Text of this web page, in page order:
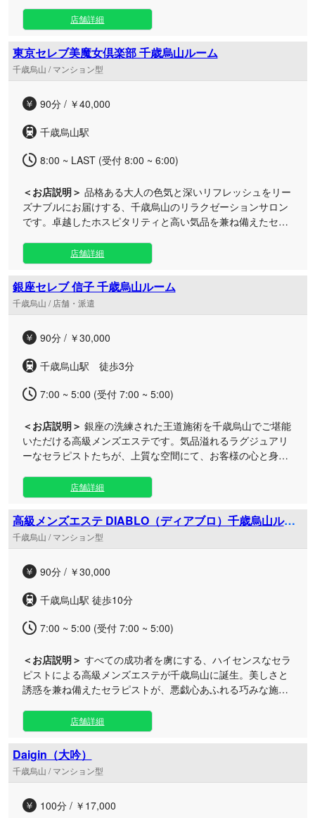
個室のプライベートな空間は、都会の喧騒を忘れさせてくれ
る贅沢な隠れ家。ブランドが誇る最高峰のおもてなしの心
と、細やかな気配りで行き届いたアロマトリートメントが、
日々の疲れやストレスを深く優しく解きほぐします。千歳烏
山ならではの通いやすさと心地よさの中で、他では味わえな
店舗詳細
東京セレブ美魔女倶楽部 千歳烏山ルーム
千歳烏山 / マンション型
90分 / ￥40,000
千歳烏山駅
8:00 ~ LAST (受付 8:00 ~ 6:00)
＜お店説明＞ 品格ある大人の色気と深いリフレッシュをリー
ズナブルにお届けする、千歳烏山のリラクゼーションサロン
です。卓越したホスピタリティと高い気品を兼ね備えたセラ
ンセリングでお客様のご要望を細やかに汲み取り、お疲れの
箇所へ的確にアプローチする最適なトリートメントを施しま
す。京王線沿線でのお出かけやビジネスの合間に、開放感あ
ふれる非日常の洗練されたルームで、心ゆくまで安らぎに満
ちた時間をご堪能ください。
店舗詳細
銀座セレブ 信子 千歳烏山ルーム
千歳烏山 / 店舗・派遣
90分 / ￥30,000
千歳烏山駅 徒歩3分
7:00 ~ 5:00 (受付 7:00 ~ 5:00)
＜お店説明＞ 銀座の洗練された王道施術を千歳烏山でご堪能
いただける高級メンズエステです。気品溢れるラグジュアリ
ーなセラピストたちが、上質な空間にて、お客様の心と身体
きのある千歳烏山エリアで、都会の喧騒から離れた特別感の
あるプライベート空間をご用意いたしました。おもてなしの
心を大切にする高級レディたちが、細やかな心配りと磨き抜
かれた手技で、至高のリラクゼーションへと誘います。贅沢
な空間と一流の技術が織りなす、ここでしか味わえない格別
店舗詳細
高級メンズエステ DIABLO（ディアブロ）千歳烏山ルー
ム
千歳烏山 / マンション型
90分 / ￥30,000
千歳烏山駅 徒歩10分
7:00 ~ 5:00 (受付 7:00 ~ 5:00)
＜お店説明＞ すべての成功者を虜にする、ハイセンスなセラ
ピストによる高級メンズエステが千歳烏山に誕生。美しさと
誘惑を兼ね備えたセラピストが、悪戯心あふれる巧みな施術
で洗練された空間は、日常の喧騒を離れて極上のときめきに
浸るのにふさわしい特別な場所です。選び抜かれたセラピス
トたちによる極上のホスピタリティと、感性を刺激する至高
のトリートメントを心ゆくまでご堪能ください。一度体感す
れば深く心に刻まれる、至福の癒やしをお約束いたします。
店舗詳細
Daigin（大吟）
千歳烏山 / マンション型
100分 / ￥17,000